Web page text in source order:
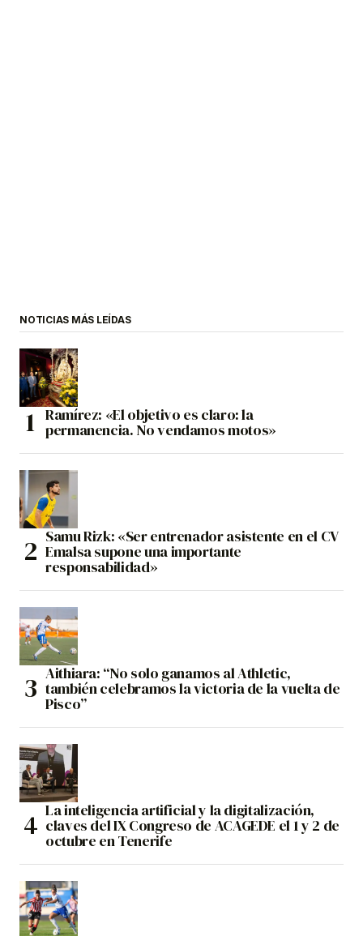
NOTICIAS MÁS LEÍDAS
Ramírez: «El objetivo es claro: la
permanencia. No vendamos motos»
Samu Rizk: «Ser entrenador asistente en el CV
Emalsa supone una importante
responsabilidad»
Aithiara: “No solo ganamos al Athletic,
también celebramos la victoria de la vuelta de
Pisco”
La inteligencia artificial y la digitalización,
claves del IX Congreso de ACAGEDE el 1 y 2 de
octubre en Tenerife